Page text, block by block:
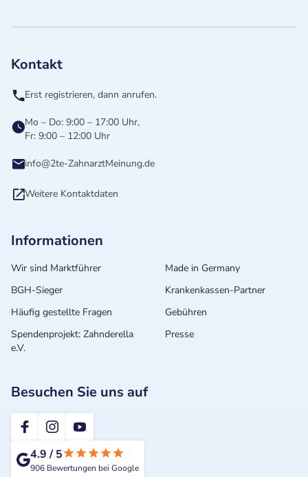
Kontakt
Erst registrieren, dann anrufen.
Mo – Do: 9:00 – 17:00 Uhr,
Fr: 9:00 – 12:00 Uhr
info@2te-ZahnarztMeinung.de
Weitere Kontaktdaten
Informationen
Wir sind Marktführer
Made in Germany
BGH-Sieger
Krankenkassen-Partner
Häufig gestellte Fragen
Gebühren
Spendenprojekt: Zahnderella
e.V.
Presse
Besuchen Sie uns auf
2te-ZahnarztMeinung
4.9/5
906 Bewertungen bei Google